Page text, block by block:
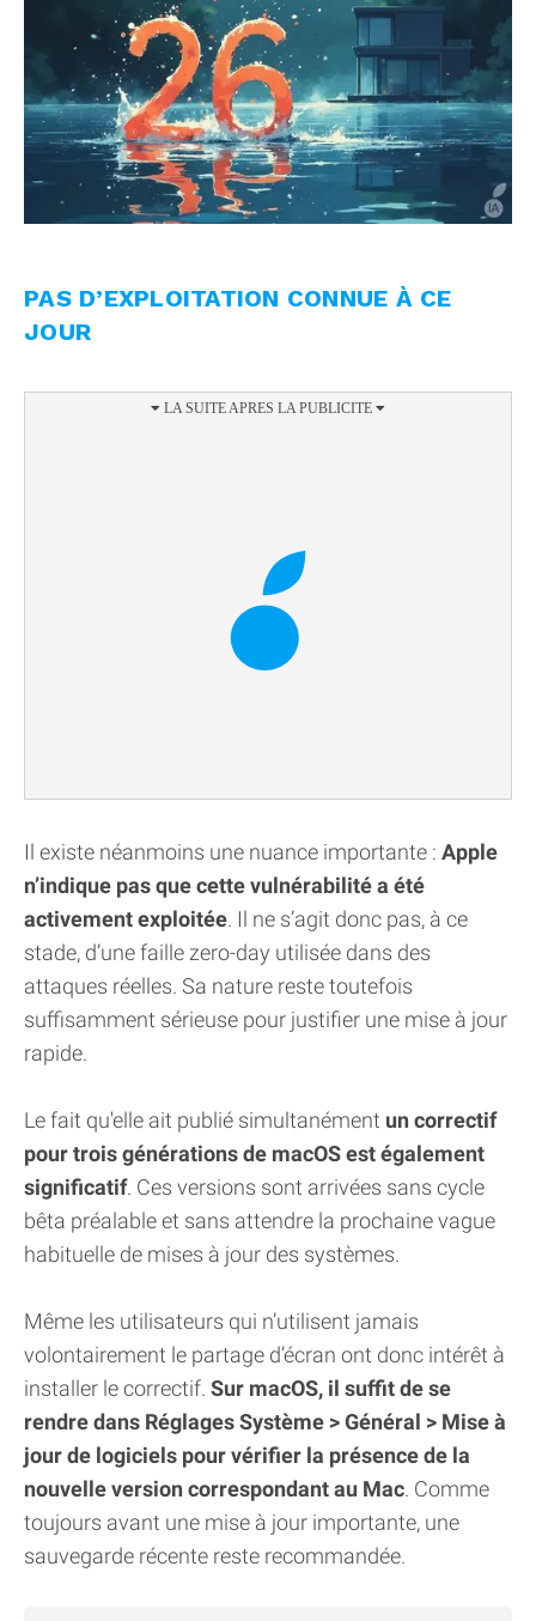
PAS D’EXPLOITATION CONNUE À CE
JOUR
Il existe néanmoins une nuance importante : Apple
n’indique pas que cette vulnérabilité a été
activement exploitée. Il ne s’agit donc pas, à ce
stade, d’une faille zero-day utilisée dans des
attaques réelles. Sa nature reste toutefois
suffisamment sérieuse pour justifier une mise à jour
rapide.
Le fait qu'elle ait publié simultanément un correctif
pour trois générations de macOS est également
significatif. Ces versions sont arrivées sans cycle
bêta préalable et sans attendre la prochaine vague
habituelle de mises à jour des systèmes.
Même les utilisateurs qui n’utilisent jamais
volontairement le partage d’écran ont donc intérêt à
installer le correctif. Sur macOS, il suffit de se
rendre dans Réglages Système > Général > Mise à
jour de logiciels pour vérifier la présence de la
nouvelle version correspondant au Mac. Comme
toujours avant une mise à jour importante, une
sauvegarde récente reste recommandée.